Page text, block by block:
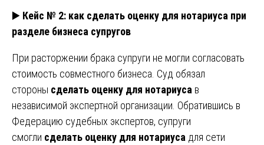
▶️ Кейс № 2: как сделать оценку для нотариуса при
разделе бизнеса супругов
При расторжении брака супруги не могли согласовать
стоимость совместного бизнеса. Суд обязал
стороны сделать оценку для нотариуса в
независимой экспертной организации. Обратившись в
Федерацию судебных экспертов, супруги
смогли сделать оценку для нотариуса для сети